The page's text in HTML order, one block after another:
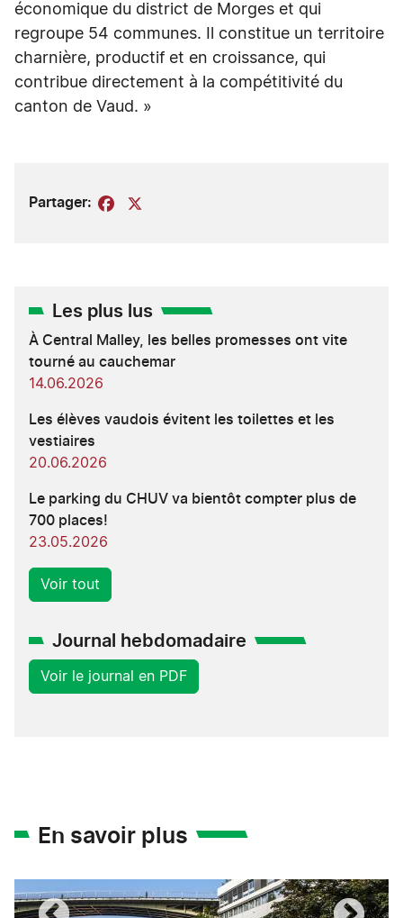
économique du district de Morges et qui
regroupe 54 communes. Il constitue un territoire
charnière, productif et en croissance, qui
contribue directement à la compétitivité du
canton de Vaud. »
Partager: Facebook
Les plus lus
À Central Malley, les belles promesses ont vite
tourné au cauchemar
14.06.2026
Les élèves vaudois évitent les toilettes et les
vestiaires
20.06.2026
Le parking du CHUV va bientôt compter plus de
700 places!
23.05.2026
Voir tout
Journal hebdomadaire
Voir le journal en PDF
En savoir plus